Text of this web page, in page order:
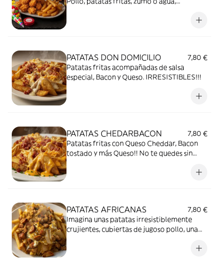
PATATAS DON DOMICILIO
7,80 €
Patatas fritas acompañadas de salsa
especial, Bacon y Queso. IRRESISTIBLES!!!
PATATAS CHEDARBACON
7,80 €
Patatas fritas con Queso Cheddar, Bacon
tostado y más Queso!! No te quedes sin
PATATAS AFRICANAS
7,80 €
Imagina unas patatas irresistiblemente
crujientes, cubiertas de jugoso pollo, una